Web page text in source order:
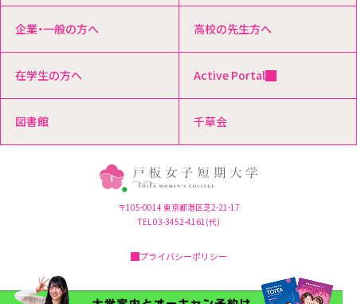
企業・一般の方へ 高校の先生方へ
在学生の方へ Active Portal
図書館 千草会
〒105-0014 東京都港区芝2-21-17
TEL 03-3452-4161(代)
プライバシーポリシー